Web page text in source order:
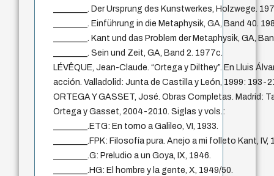
________. Der Ursprung des Kunstwerkes, Holzwege.
________. Einführung in die Metaphysik, GA, Band 40.
________. Kant und das Problem der Metaphysik, GA,
________. Sein und Zeit, GA, Band 2. 1977c.
LÉVÊQUE, Jean-Claude. “Ortega y Dilthey”. En Lluis
acción. Valladolid: Junta de Castilla y León, 1999: 193-
ORTEGA Y GASSET, José. Obras Completas. Madrid:
Ortega y Gasset, 2004-2010. Siglas y vols.:
________.ETG: En torno a Galileo, VI, 1933.
________.FPK: Filosofía pura. Anejo a mi folleto Kant, IV,
________.G: Preludio a un Goya, IX, 1946.
________.HG: El hombre y la gente, X, 1949/50.